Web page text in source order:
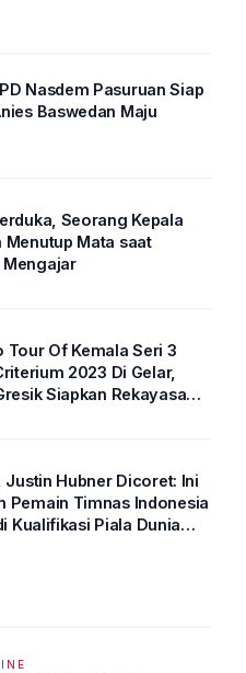
Nasdem Pasuruan Siap
Baswedan Maju
Kepala
Menutup Mata saat
Tour Of Kemala Seri 3
2023 Di Gelar,
Siapkan Rekayasa
Justin Hubner Dicoret: Ini
Pemain Timnas Indonesia
Kualifikasi Piala Dunia